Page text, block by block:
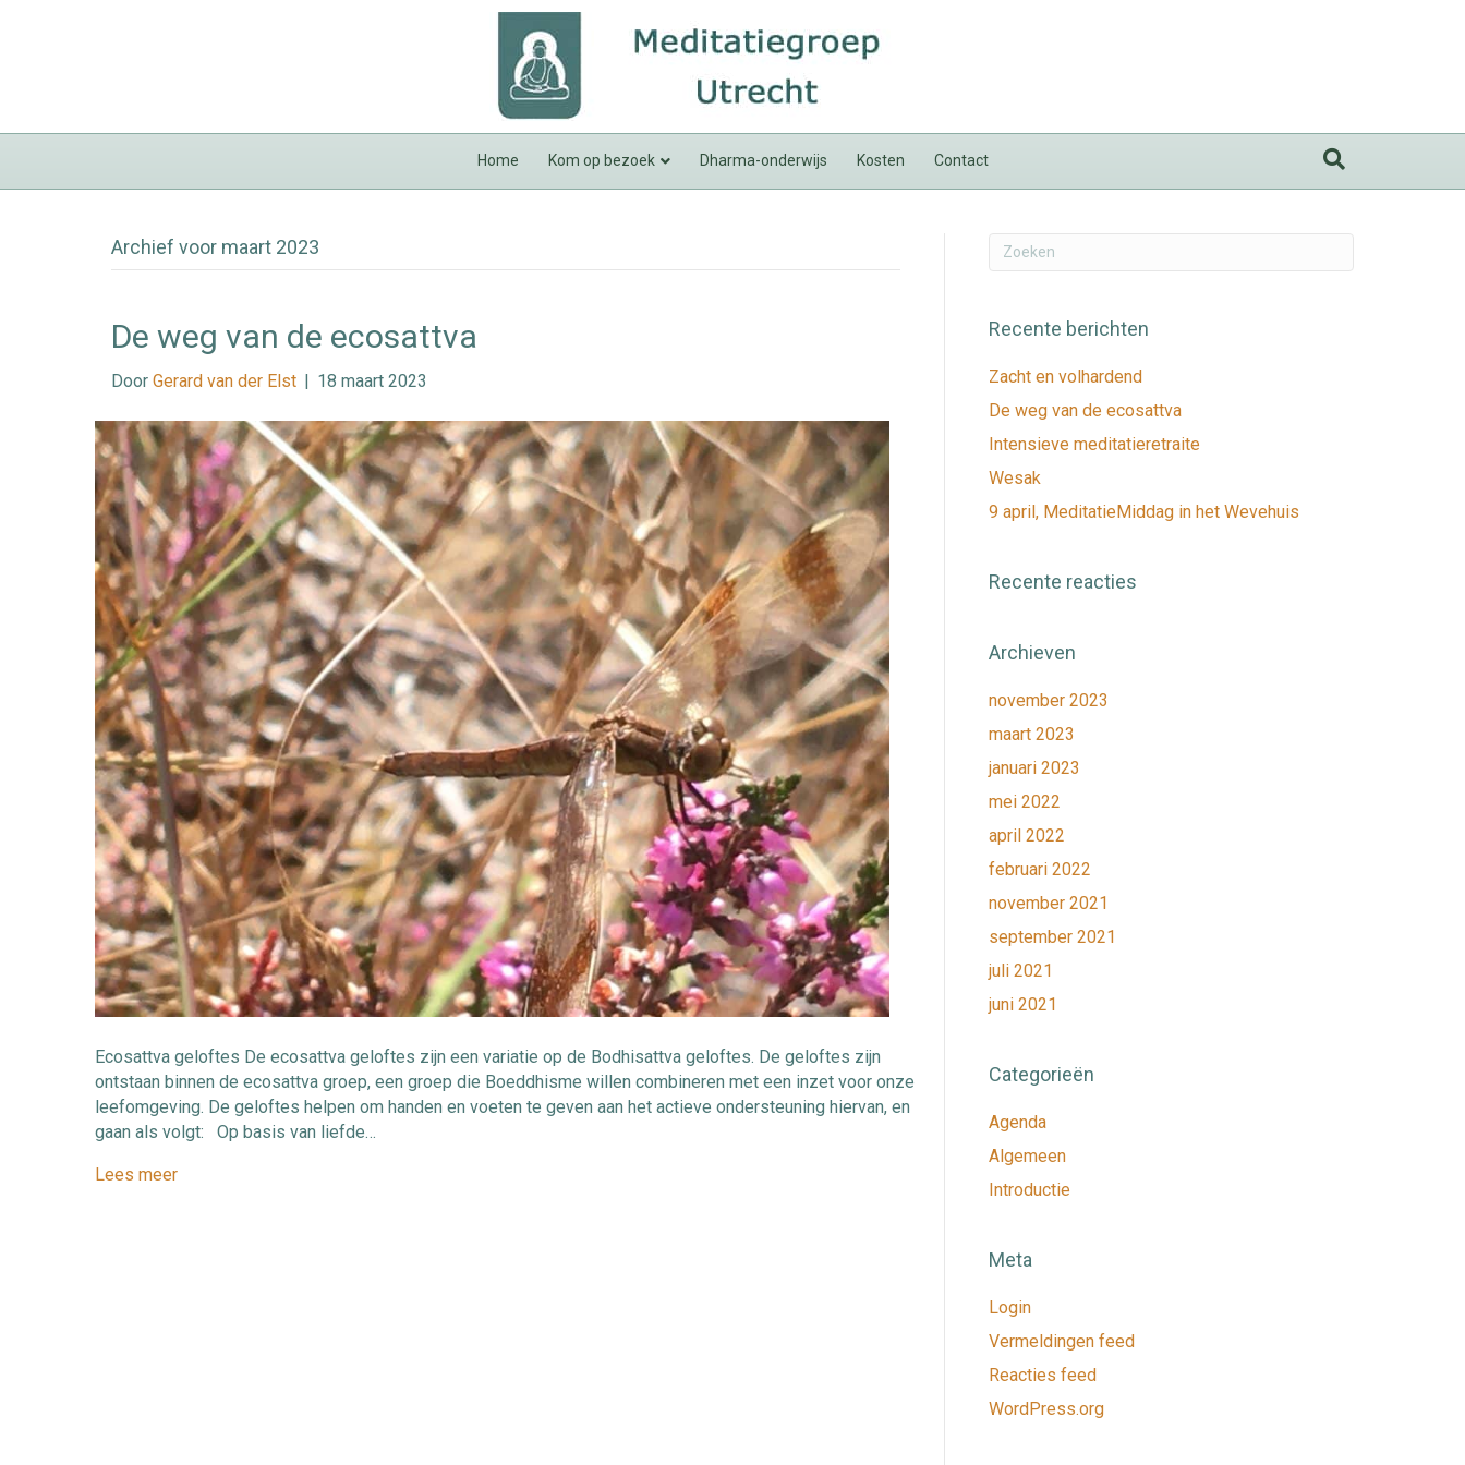
Home Kom op bezoek Dharma-onderwijs Kosten Contact
Archief voor maart 2023
De weg van de ecosattva
Door Gerard van der Elst | 18 maart 2023
Ecosattva geloftes De ecosattva geloftes zijn een variatie op de Bodhisattva geloftes. De geloftes zijn
ontstaan binnen de ecosattva groep, een groep die Boeddhisme willen combineren met een inzet voor onze
leefomgeving. De geloftes helpen om handen en voeten te geven aan het actieve ondersteuning hiervan, en
gaan als volgt: Op basis van liefde…
Lees meer
Recente berichten
Zacht en volhardend
De weg van de ecosattva
Intensieve meditatieretraite
Wesak
9 april, MeditatieMiddag in het Wevehuis
Recente reacties
Archieven
november 2023
maart 2023
januari 2023
mei 2022
april 2022
februari 2022
november 2021
september 2021
juli 2021
juni 2021
Categorieën
Agenda
Algemeen
Introductie
Meta
Login
Vermeldingen feed
Reacties feed
WordPress.org